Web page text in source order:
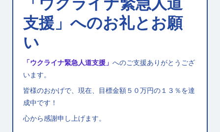
支援」へのお礼とお願
い
「ウクライナ緊急人道支援」へのご支援ありがとうござ
います。
皆様のおかげで、現在、目標金額５０万円の１３％を達
成中です！
心から感謝申し上げます。